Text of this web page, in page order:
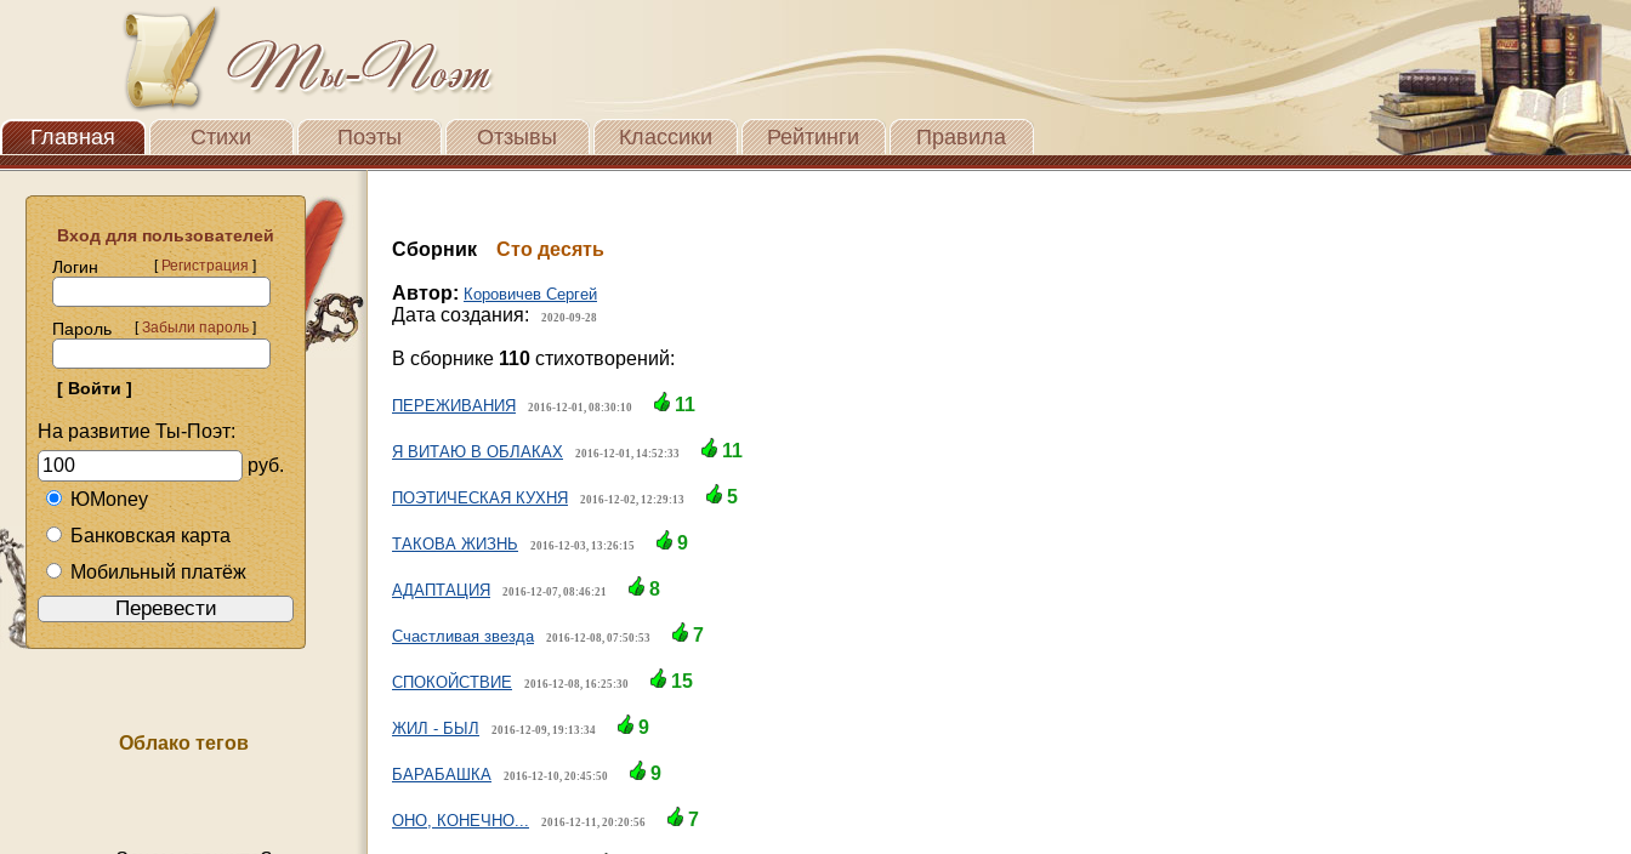
Главная Стихи Поэты Отзывы Классики Рейтинги Правила
Вход для пользователей
Логин
[Регистрация]
Пароль [Забыли пароль]
На развитие Ты-Поэт:
руб.
ЮMoney
Банковская карта
Мобильный платёж
Облако тегов
Сборник Сто десять
Автор: Коровичев Сергей
Дата создания: 2020-09-28
В сборнике 110 стихотворений:
ПЕРЕЖИВАНИЯ 2016-12-01, 08:30:10 11
Я ВИТАЮ В ОБЛАКАХ 2016-12-01, 14:52:33 11
ПОЭТИЧЕСКАЯ КУХНЯ 2016-12-02, 12:29:13 5
ТАКОВА ЖИЗНЬ 2016-12-03, 13:26:15 9
АДАПТАЦИЯ 2016-12-07, 08:46:21 8
Счастливая звезда 2016-12-08, 07:50:53 7
СПОКОЙСТВИЕ 2016-12-08, 16:25:30 15
ЖИЛ - БЫЛ 2016-12-09, 19:13:34 9
БАРАБАШКА 2016-12-10, 20:45:50 9
ОНО, КОНЕЧНО... 2016-12-11, 20:20:56 7